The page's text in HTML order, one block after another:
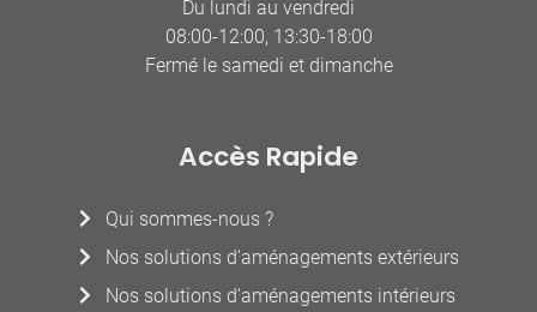
Accès Rapide
Du lundi au vendredi
08:00-12:00, 13:30-18:00
Fermé le samedi et dimanche
Qui sommes-nous ?
Nos solutions d’aménagements extérieurs
Nos solutions d’aménagements intérieurs